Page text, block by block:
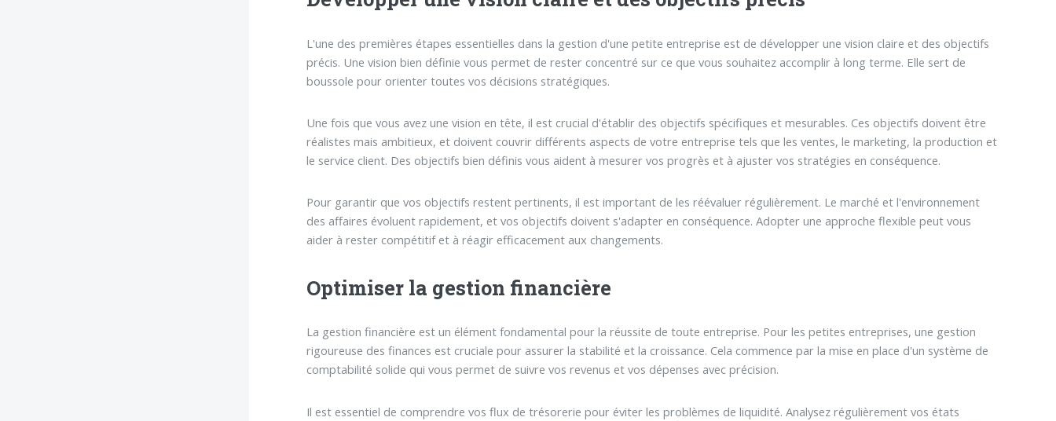
L'une des premières étapes essentielles dans la gestion d'une petite entreprise est de développer une vision claire et des objectifs
précis. Une vision bien définie vous permet de rester concentré sur ce que vous souhaitez accomplir à long terme. Elle sert de
boussole pour orienter toutes vos décisions stratégiques.
Une fois que vous avez une vision en tête, il est crucial d'établir des objectifs spécifiques et mesurables. Ces objectifs doivent être
réalistes mais ambitieux, et doivent couvrir différents aspects de votre entreprise tels que les ventes, le marketing, la production et
le service client. Des objectifs bien définis vous aident à mesurer vos progrès et à ajuster vos stratégies en conséquence.
Pour garantir que vos objectifs restent pertinents, il est important de les réévaluer régulièrement. Le marché et l'environnement
des affaires évoluent rapidement, et vos objectifs doivent s'adapter en conséquence. Adopter une approche flexible peut vous
aider à rester compétitif et à réagir efficacement aux changements.
Optimiser la gestion financière
La gestion financière est un élément fondamental pour la réussite de toute entreprise. Pour les petites entreprises, une gestion
rigoureuse des finances est cruciale pour assurer la stabilité et la croissance. Cela commence par la mise en place d'un système de
comptabilité solide qui vous permet de suivre vos revenus et vos dépenses avec précision.
Il est essentiel de comprendre vos flux de trésorerie pour éviter les problèmes de liquidité. Analysez régulièrement vos états